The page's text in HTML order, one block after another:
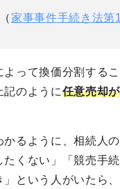
（ 家事事件手続き法第
よって換価分割する
記のように任意売却
かるように、相続人
たくない」「競売手
」という人がいたら